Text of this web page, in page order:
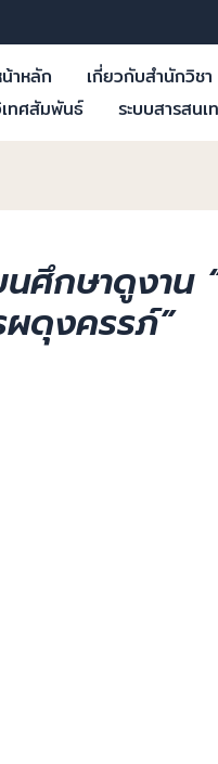
าหลัก เกี่ยวกับสำนักวิชา
ทศสัมพันธ์
ระบบสารสนเ
ศึกษาดูงาน
ผดุงครรภ์”